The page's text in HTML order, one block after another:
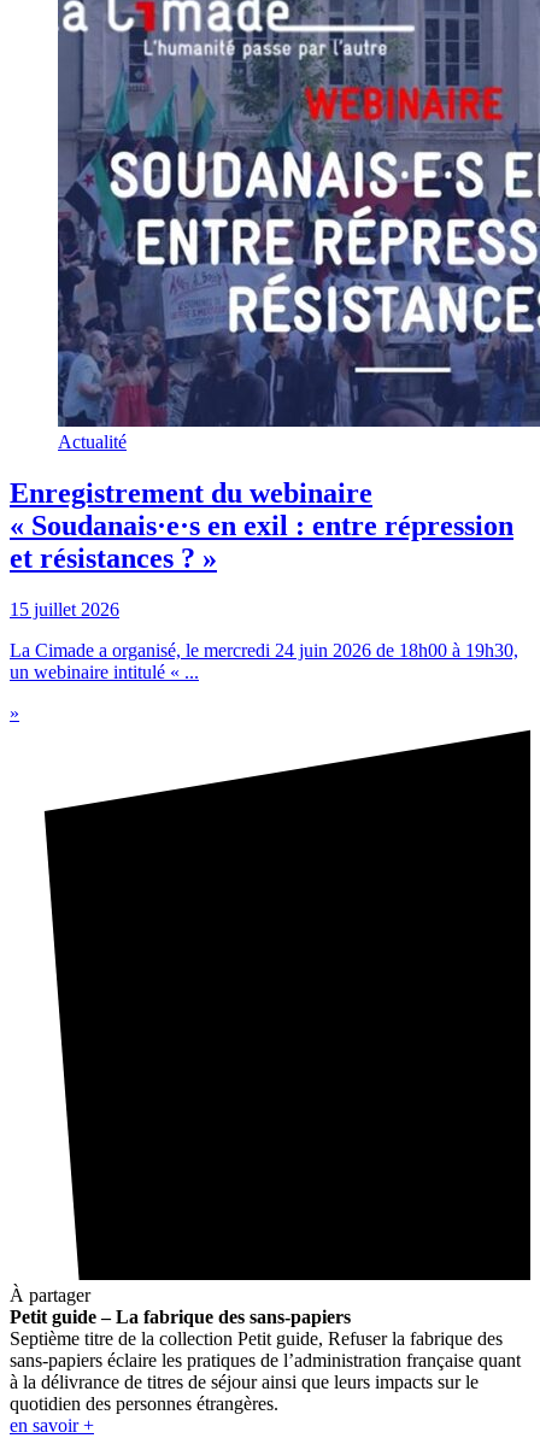
Actualité
Enregistrement du webinaire
« Soudanais·e·s en exil : entre répression
et résistances ? »
15 juillet 2026
La Cimade a organisé, le mercredi 24 juin 2026 de 18h00 à 19h30,
un webinaire intitulé « ...
»
À partager
Petit guide – La fabrique des sans-papiers
Septième titre de la collection Petit guide, Refuser la fabrique des
sans-papiers éclaire les pratiques de l’administration française quant
à la délivrance de titres de séjour ainsi que leurs impacts sur le
quotidien des personnes étrangères.
en savoir +